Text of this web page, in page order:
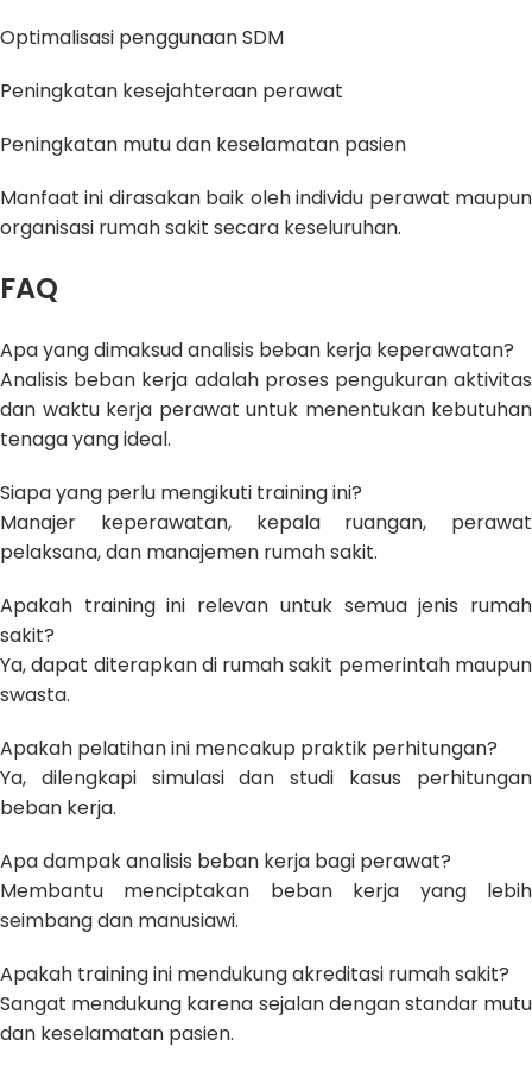
Optimalisasi penggunaan SDM
Peningkatan kesejahteraan perawat
Peningkatan mutu dan keselamatan pasien
Manfaat ini dirasakan baik oleh individu perawat maupun
organisasi rumah sakit secara keseluruhan.
FAQ
Apa yang dimaksud analisis beban kerja keperawatan?
Analisis beban kerja adalah proses pengukuran aktivitas
dan waktu kerja perawat untuk menentukan kebutuhan
tenaga yang ideal.
Siapa yang perlu mengikuti training ini?
Manajer keperawatan, kepala ruangan, perawat
pelaksana, dan manajemen rumah sakit.
Apakah training ini relevan untuk semua jenis rumah
sakit?
Ya, dapat diterapkan di rumah sakit pemerintah maupun
swasta.
Apakah pelatihan ini mencakup praktik perhitungan?
Ya, dilengkapi simulasi dan studi kasus perhitungan
beban kerja.
Apa dampak analisis beban kerja bagi perawat?
Membantu menciptakan beban kerja yang lebih
seimbang dan manusiawi.
Apakah training ini mendukung akreditasi rumah sakit?
Sangat mendukung karena sejalan dengan standar mutu
dan keselamatan pasien.